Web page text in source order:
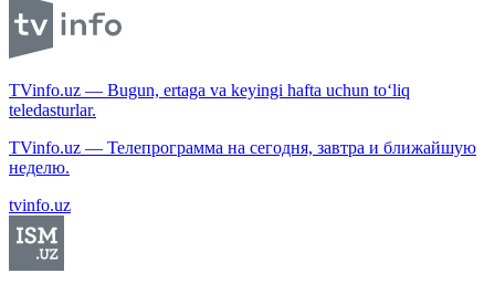
TVinfo.uz — Bugun, ertaga va keyingi hafta uchun to‘liq
teledasturlar.
TVinfo.uz — Телепрограмма на сегодня, завтра и ближайшую
неделю.
tvinfo.uz